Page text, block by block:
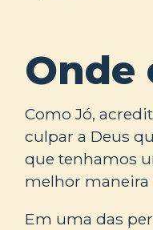
Onde
Como Jó,
culpar a Deus
que tenhamos
melhor maneira
Em uma das